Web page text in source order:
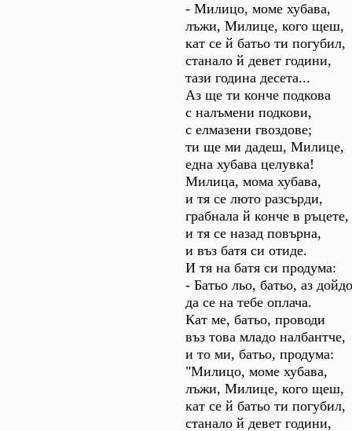
- Милицо, моме хубава,
лъжи, Милице, кого щеш,
кат се й батьо ти погубил,
станало й девет години,
тази година десета...
Аз ще ти конче подкова
с налъмени подкови,
с елмазени гвоздове;
ти ще ми дадеш, Милице,
една хубава целувка!
Милица, мома хубава,
и тя се люто разсърди,
грабнала й конче в ръцете,
и тя се назад повърна,
и въз батя си отиде.
И тя на батя си продума:
- Батьо льо, батьо, аз
да се на тебе оплача.
Кат ме, батьо, проводи
въз това младо налбантче,
и то ми, батьо, продума:
"Милицо, моме хубава,
лъжи, Милице, кого щеш,
кат се й батьо ти погубил,
станало й девет години,